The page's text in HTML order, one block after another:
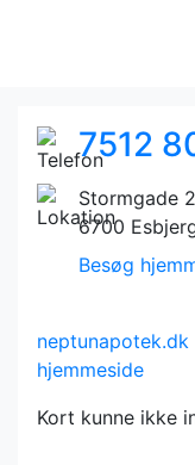
7512
Stormgade
6700
Besøg
neptunapotek.dk
hjemmeside
Kort kunne ikke